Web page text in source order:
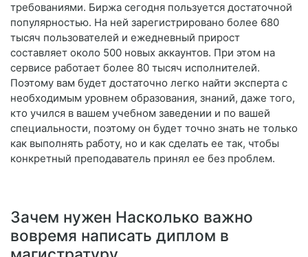
требованиями. Биржа сегодня пользуется достаточной
популярностью. На ней зарегистрировано более 680
тысяч пользователей и ежедневный прирост
составляет около 500 новых аккаунтов. При этом на
сервисе работает более 80 тысяч исполнителей.
Поэтому вам будет достаточно легко найти эксперта с
необходимым уровнем образования, знаний, даже того,
кто учился в вашем учебном заведении и по вашей
специальности, поэтому он будет точно знать не только
как выполнять работу, но и как сделать ее так, чтобы
конкретный преподаватель принял ее без проблем.
Зачем нужен Насколько важно
вовремя написать диплом в